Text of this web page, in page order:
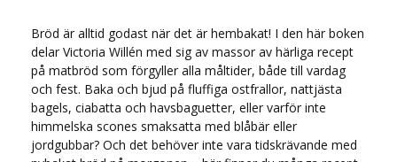
Bröd är alltid godast när det är hembakat! I den här boken
delar Victoria Willén med sig av massor av härliga recept
på matbröd som förgyller alla måltider, både till vardag
och fest. Baka och bjud på fluffiga ostfrallor, nattjästa
bagels, ciabatta och havsbaguetter, eller varför inte
himmelska scones smaksatta med blåbär eller
jordgubbar? Och det behöver inte vara tidskrävande med